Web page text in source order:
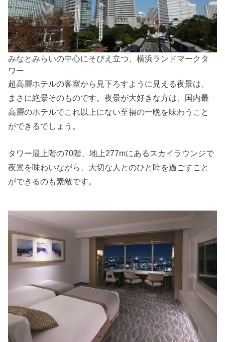
みなとみらいの中心にそびえ立つ、横浜ランドマークタ
ワー
超高層ホテルの客室から見下ろすように見える夜景は、
まさに絶景そのものです。夜景が大好きな方は、国内最
高層のホテルでこれ以上にない至福の一晩を味わうこと
ができるでしょう。
タワー最上階の70階、地上277mにあるスカイラウンジで
夜景を味わいながら、大切な人とのひと時を過ごすこと
ができるのも素敵です。